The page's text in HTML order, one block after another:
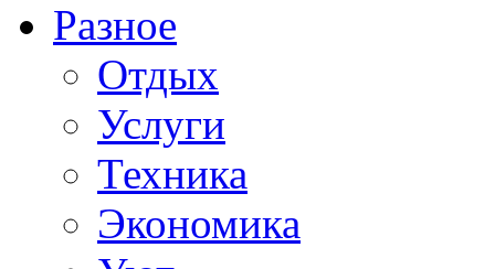
Разное
Отдых
Услуги
Техника
Экономика